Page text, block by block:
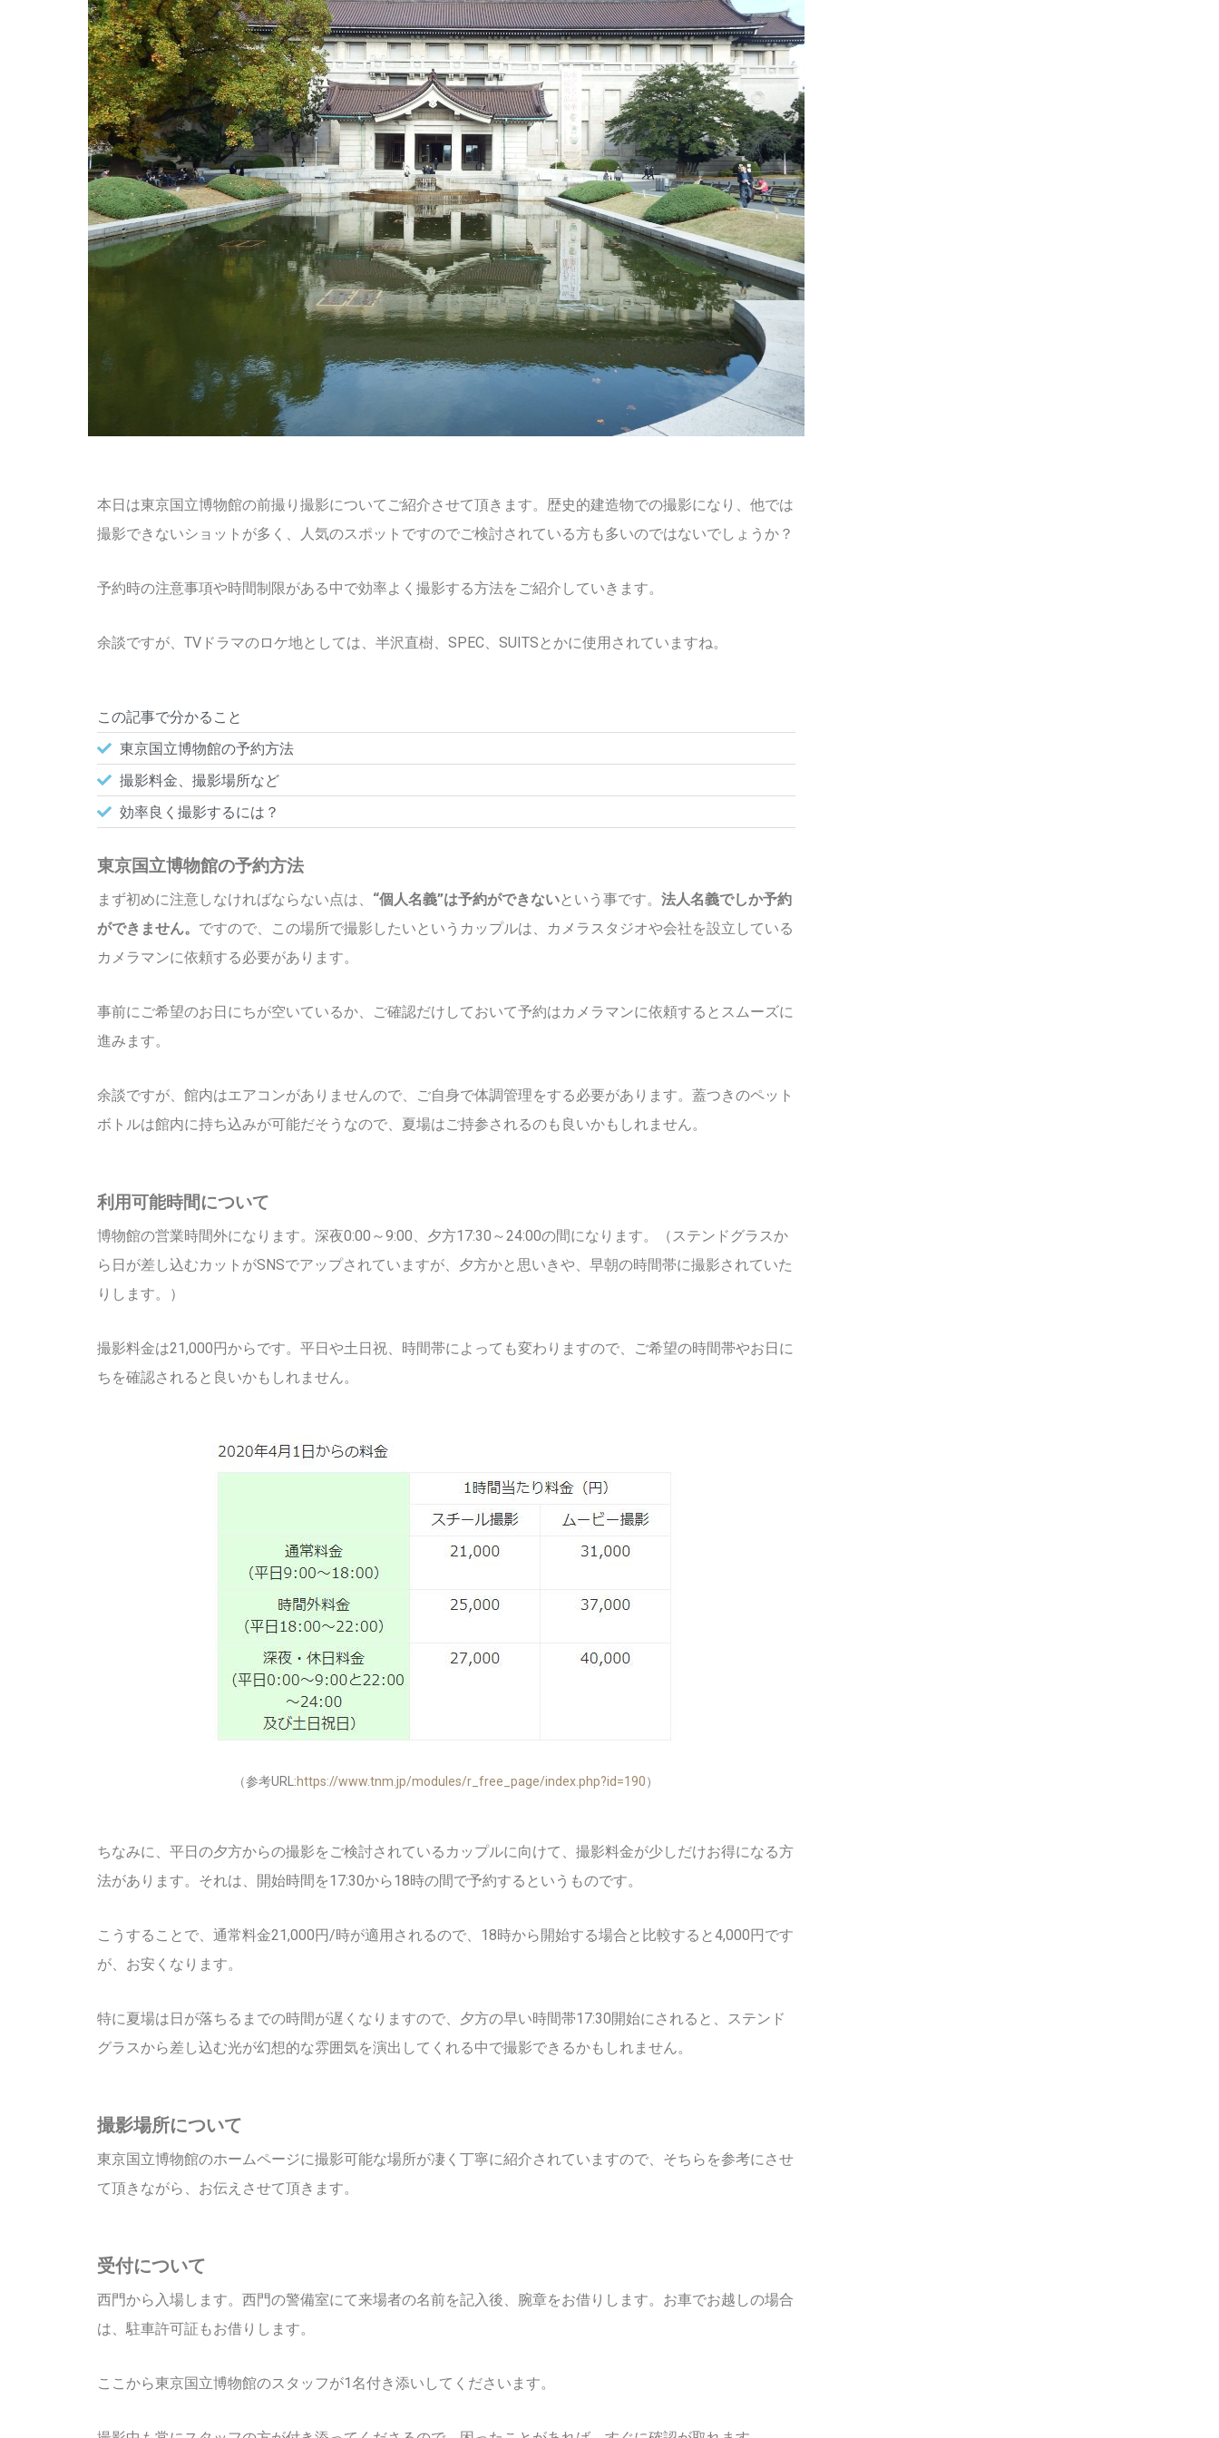
本日は東京国立博物館の前撮り撮影についてご紹介させて頂きます。歴史的建造物での撮影になり、他では
撮影できないショットが多く、人気のスポットですのでご検討されている方も多いのではないでしょうか？
予約時の注意事項や時間制限がある中で効率よく撮影する方法をご紹介していきます。
余談ですが、TVドラマのロケ地としては、半沢直樹、SPEC、SUITSとかに使用されていますね。
この記事で分かること
東京国立博物館の予約方法
撮影料金、撮影場所など
効率良く撮影するには？
東京国立博物館の予約方法
まず初めに注意しなければならない点は、 “個人名義”は予約ができないという事です。 法人名義でしか予約
ができません。 ですので、この場所で撮影したいというカップルは、カメラスタジオや会社を設立している
カメラマンに依頼する必要があります。
事前にご希望のお日にちが空いているか、ご確認だけしておいて予約はカメラマンに依頼するとスムーズに
進みます。
余談ですが、館内はエアコンがありませんので、ご自身で体調管理をする必要があります。蓋つきのペット
ボトルは館内に持ち込みが可能だそうなので、夏場はご持参されるのも良いかもしれません。
利用可能時間について
博物館の営業時間外になります。深夜0:00～9:00、夕方17:30～24:00の間になります。（ステンドグラスか
ら日が差し込むカットがSNSでアップされていますが、夕方かと思いきや、早朝の時間帯に撮影されていた
りします。）
撮影料金は21,000円からです。平日や土日祝、時間帯によっても変わりますので、ご希望の時間帯やお日に
ちを確認されると良いかもしれません。
（参考URL:https://www.tnm.jp/modules/r_free_page/index.php?id=190）
ちなみに、平日の夕方からの撮影をご検討されているカップルに向けて、撮影料金が少しだけお得になる方
法があります。それは、開始時間を17:30から18時の間で予約するというものです。
こうすることで、通常料金21,000円/時が適用されるので、18時から開始する場合と比較すると4,000円です
が、お安くなります。
特に夏場は日が落ちるまでの時間が遅くなりますので、夕方の早い時間帯17:30開始にされると、ステンド
グラスから差し込む光が幻想的な雰囲気を演出してくれる中で撮影できるかもしれません。
撮影場所について
東京国立博物館のホームページに撮影可能な場所が凄く丁寧に紹介されていますので、そちらを参考にさせ
て頂きながら、お伝えさせて頂きます。
受付について
西門から入場します。西門の警備室にて来場者の名前を記入後、腕章をお借りします。お車でお越しの場合
は、駐車許可証もお借りします。
ここから東京国立博物館のスタッフが1名付き添いしてくださいます。